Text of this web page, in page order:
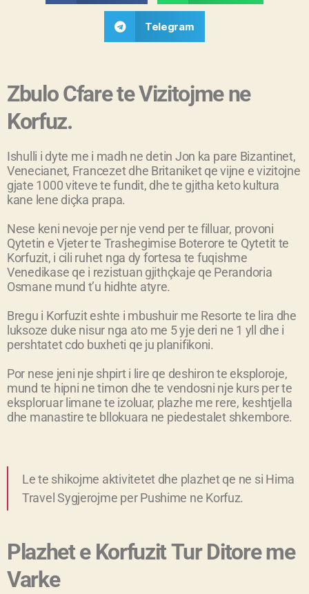
Telegram
Zbulo Cfare te Vizitojme ne
Korfuz.
Ishulli i dyte me i madh ne detin Jon ka pare Bizantinet,
Venecianet, Francezet dhe Britaniket qe vijne e vizitojne
gjate 1000 viteve te fundit, dhe te gjitha keto kultura
kane lene diçka prapa.
Nese keni nevoje per nje vend per te filluar, provoni
Qytetin e Vjeter te Trashegimise Boterore te Qytetit te
Korfuzit, i cili ruhet nga dy fortesa te fuqishme
Venedikase qe i rezistuan gjithçkaje qe Perandoria
Osmane mund t’u hidhte atyre.
Bregu i Korfuzit eshte i mbushuir me Resorte te lira dhe
luksoze duke nisur nga ato me 5 yje deri ne 1 yll dhe i
pershtatet cdo buxheti qe ju planifikoni.
Por nese jeni nje shpirt i lire qe deshiron te eksploroje,
mund te hipni ne timon dhe te vendosni nje kurs per te
eksploruar limane te izoluar, plazhe me rere, keshtjella
dhe manastire te bllokuara ne piedestalet shkembore.
Le te shikojme aktivitetet dhe plazhet qe ne si Hima
Travel Sygjerojme per Pushime ne Korfuz.
Plazhet e Korfuzit Tur Ditore me
Varke